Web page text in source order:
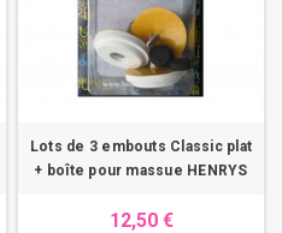
Lots de 3 embouts Classic plat
+ boîte pour massue HENRYS
12,50 €